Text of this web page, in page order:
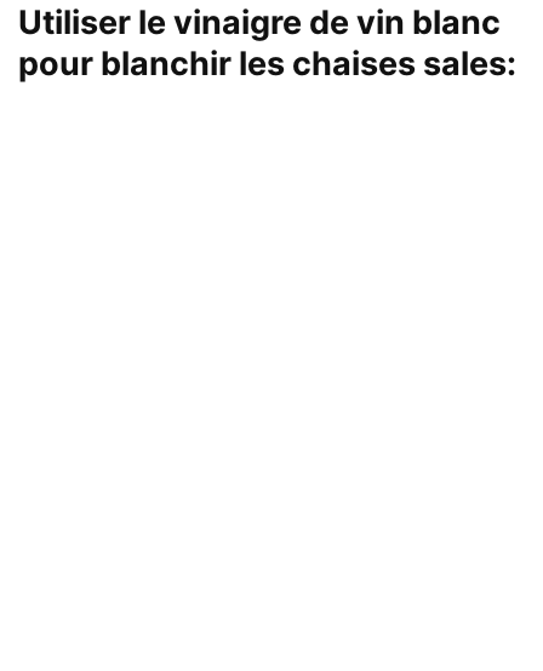
Utiliser le vinaigre de vin blanc
pour blanchir les chaises sales: